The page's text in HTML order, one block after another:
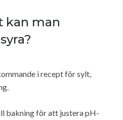
kan man
i recept för sylt,
bakning för att justera pH-